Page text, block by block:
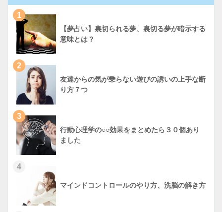
1
【夢占い】裏切られる夢、裏切る夢が暗示する
意味とは？
2
友達からの気が乗らない遊びの誘いの上手な断
り方７つ
3
行動心理学の○○効果をまとめたら３０個あり
ました
4
マインドコントロールのやり方、洗脳の解き方